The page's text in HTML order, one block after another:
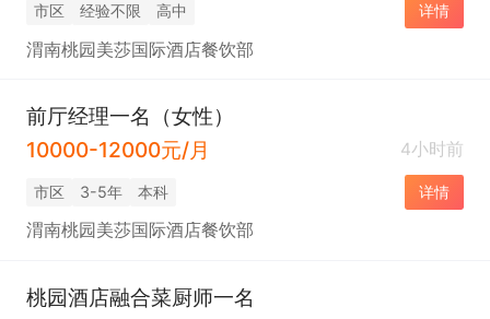
市区 经验不限 高中 详情
渭南桃园美莎国际酒店餐饮部
前厅经理一名（女性）
10000-12000元/月
4小时前
市区 3-5年 本科 详情
渭南桃园美莎国际酒店餐饮部
桃园酒店融合菜厨师一名